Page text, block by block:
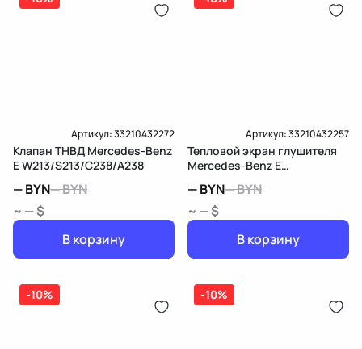
Артикул:33210432272
Клапан ТНВД Mercedes-Benz
E W213/S213/C238/A238
—BYN—BYN
~ — $
В корзину
Артикул:33210432257
Тепловой экран глушителя
Mercedes-Benz E
—BYN—BYN
~ — $
В корзину
-10% -10%